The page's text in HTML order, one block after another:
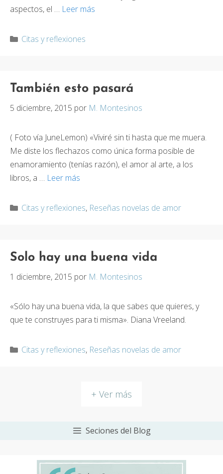
aspectos, el … Leer más
Categorías
Citas y reflexiones
También esto pasará
5 diciembre, 2015 por M. Montesinos
( Foto vía JuneLemon) «Viviré sin ti hasta que me muera.
Me diste los flechazos como única forma posible de
enamoramiento (tenías razón), el amor al arte, a los
libros, a … Leer más
Categorías
Citas y reflexiones, Reseñas novelas de amor
Solo hay una buena vida
1 diciembre, 2015 por M. Montesinos
«Sólo hay una buena vida, la que sabes que quieres, y
que te construyes para ti misma». Diana Vreeland.
Categorías
Citas y reflexiones, Reseñas novelas de amor
+ Ver más
Seciones del Blog